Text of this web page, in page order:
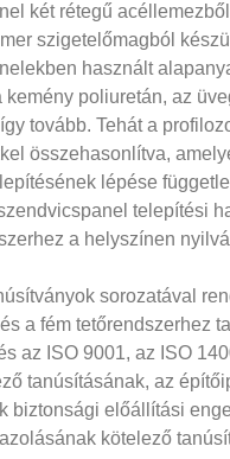
két rétegű
szigetelőmagból
használt
kemény poliuretán, az
tovább. Tehát a
összehasonlítva,
lépése
telepítési
a helyszínen
sorozatával
a fém tetőrendszerhez
az ISO 9001, az ISO
tanúsításának, az
biztonsági előállítási
kötelező